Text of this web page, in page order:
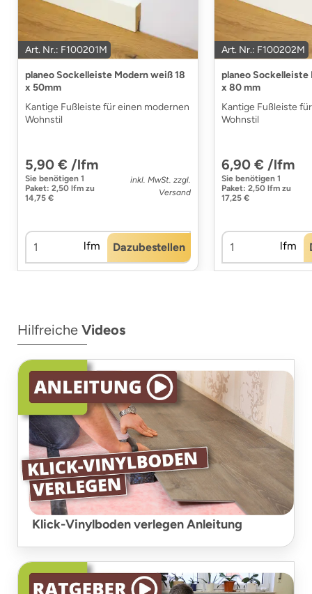
Art. Nr.: F100201M
planeo Sockelleiste Modern weiß 18
x 50mm
Kantige Fußleiste für einen modernen
Wohnstil
5,90 € /lfm
Sie benötigen 1
Paket: 2,50 lfm zu
14,75 €
inkl. MwSt. zzgl.
Versand
lfm Dazubestellen
Art. Nr.: F100202M
planeo Sockelleiste
x 80 mm
Kantige Fußleiste
Wohnstil
6,90 € /lfm
Sie benötigen 1
Paket: 2,50 lfm zu
17,25 €
lfm
Hilfreiche Videos
Klick-Vinylboden verlegen Anleitung